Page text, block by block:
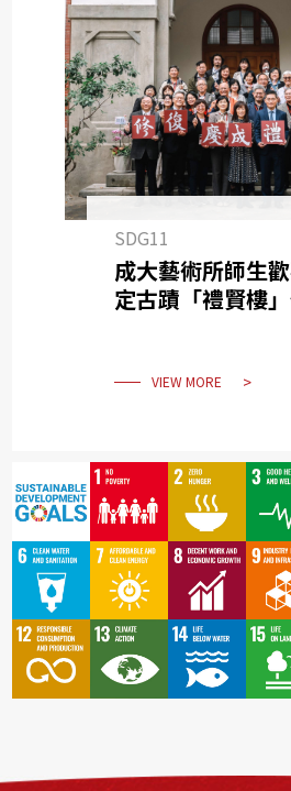
SDG11
成大藝術所師生
定古蹟「禮賢樓
VIEW MORE